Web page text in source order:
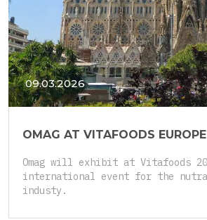
09.03.2026
OMAG AT VITAFOODS
Omag will exhibit at Vitafoods
international event for the
industy.